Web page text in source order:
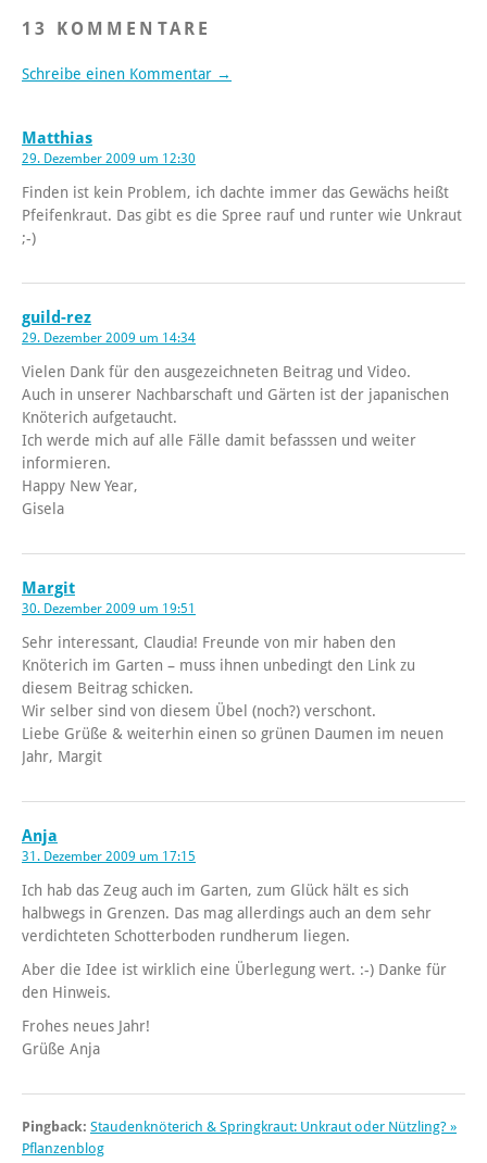
13 KOMMENTARE
Schreibe einen Kommentar →
Matthias
29. Dezember 2009 um 12:30
Finden ist kein Problem, ich dachte immer das Gewächs heißt
Pfeifenkraut. Das gibt es die Spree rauf und runter wie Unkraut
;-)
guild-rez
29. Dezember 2009 um 14:34
Vielen Dank für den ausgezeichneten Beitrag und Video.
Auch in unserer Nachbarschaft und Gärten ist der japanischen
Knöterich aufgetaucht.
Ich werde mich auf alle Fälle damit befasssen und weiter
informieren.
Happy New Year,
Gisela
Margit
30. Dezember 2009 um 19:51
Sehr interessant, Claudia! Freunde von mir haben den
Knöterich im Garten – muss ihnen unbedingt den Link zu
diesem Beitrag schicken.
Wir selber sind von diesem Übel (noch?) verschont.
Liebe Grüße & weiterhin einen so grünen Daumen im neuen
Jahr, Margit
Anja
31. Dezember 2009 um 17:15
Ich hab das Zeug auch im Garten, zum Glück hält es sich
halbwegs in Grenzen. Das mag allerdings auch an dem sehr
verdichteten Schotterboden rundherum liegen.
Aber die Idee ist wirklich eine Überlegung wert. :-) Danke für
den Hinweis.
Frohes neues Jahr!
Grüße Anja
Pingback: Staudenknöterich & Springkraut: Unkraut oder Nützling? »
Pflanzenblog